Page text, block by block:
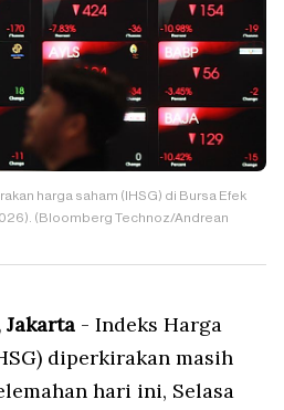
harga saham (IHSG) di Bursa Efek
(Bloomberg Technoz/Andrean
Jakarta - Indeks Harga
diperkirakan masih
hari ini, Selasa